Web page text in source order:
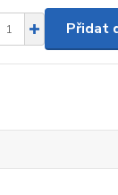
Přidat